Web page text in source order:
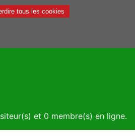
et 0 membre(s) en ligne.
tous les cookies